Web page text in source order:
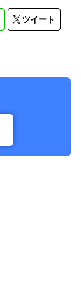
ツイート